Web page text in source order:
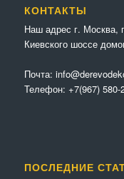
КОНТАКТЫ
Наш адрес г. Москва,
Киевского шоссе
Почта:
Телефон: +7(967) 580-
ПОСЛЕДНИЕ